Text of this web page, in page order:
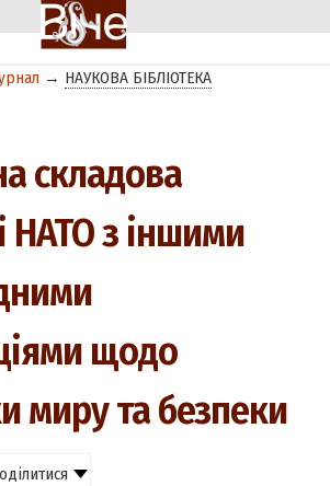
→ НАУКОВА БІБЛІОТЕКА
складова
НАТО з іншими
щодо
миру та безпеки